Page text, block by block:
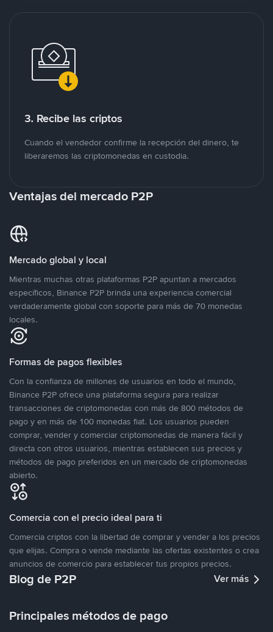
3. Recibe las criptos
Cuando el vendedor confirme la recepción del dinero, te
liberaremos las criptomonedas en custodia.
Ventajas del mercado P2P
Mercado global y local
Mientras muchas otras plataformas P2P apuntan a mercados
específicos, Binance P2P brinda una experiencia comercial
verdaderamente global con soporte para más de 70 monedas
locales.
Formas de pagos flexibles
Con la confianza de millones de usuarios en todo el mundo,
Binance P2P ofrece una plataforma segura para realizar
transacciones de criptomonedas con más de 800 métodos de
pago y en más de 100 monedas fiat. Los usuarios pueden
comprar, vender y comerciar criptomonedas de manera fácil y
directa con otros usuarios, mientras establecen sus precios y
métodos de pago preferidos en un mercado de criptomonedas
abierto.
Comercia con el precio ideal para ti
Comercia criptos con la libertad de comprar y vender a los precios
que elijas. Compra o vende mediante las ofertas existentes o crea
anuncios de comercio para establecer tus propios precios.
Blog de P2P Ver más
Principales métodos de pago